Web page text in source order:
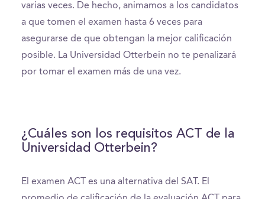
varias veces. De hecho, animamos a los candidatos
a que tomen el examen hasta 6 veces para
asegurarse de que obtengan la mejor calificación
posible. La Universidad Otterbein no te penalizará
por tomar el examen más de una vez.
¿Cuáles son los requisitos ACT de la
Universidad Otterbein?
El examen ACT es una alternativa del SAT. El